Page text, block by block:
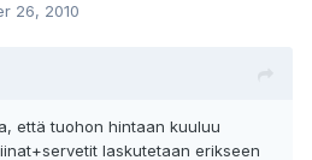
26, 2010
että tuohon hintaan kuuluu
laskutetaan erikseen